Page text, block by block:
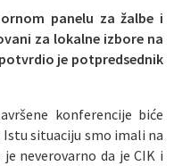
panelu za žalbe i
za lokalne izbore na
je potpredsednik
konferencije biće
situaciju smo imali na
neverovarno da je CIK i